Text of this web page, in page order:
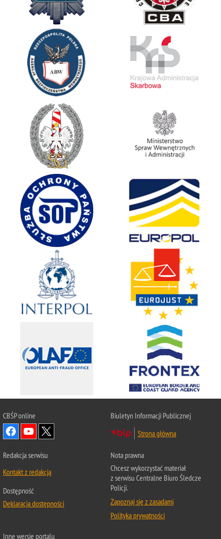
CBŚPonline
Biuletyn Informacji Publicznej
Strona główna
Redakcja serwisu
Kontakt z redakcją
Dostępność
Deklaracja dostępności
Nota prawna
Chcesz wykorzystać materiał
z serwisu Centralne Biuro Śledcze
Policji.
Zapoznaj się z zasadami
Polityka prywatności
Inne wersje portalu